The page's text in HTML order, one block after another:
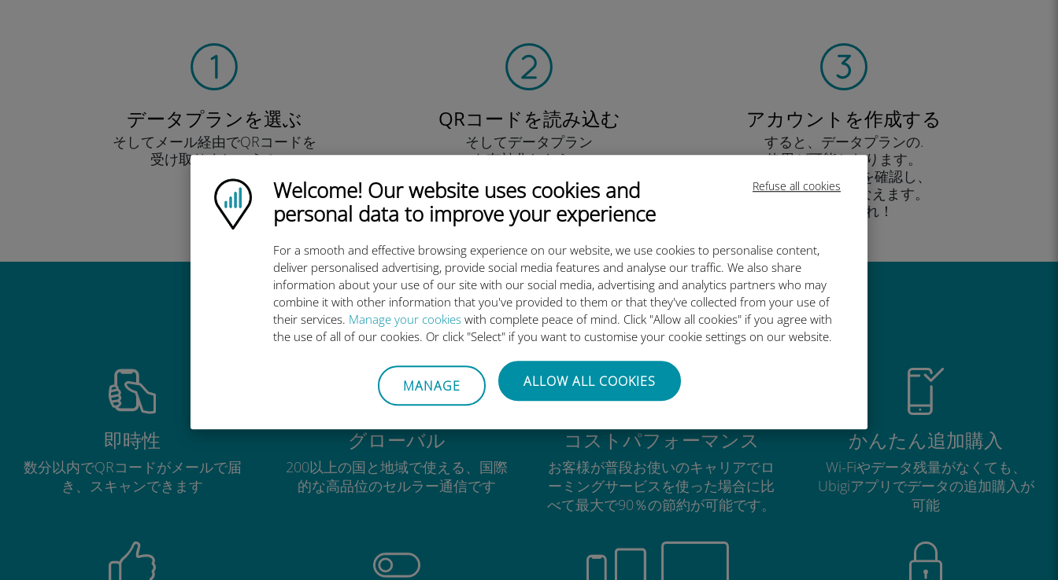
Refuse all cookies
Ubigi logo
Welcome! Our website uses cookies and
personal data to improve your experience
For a smooth and effective browsing experience on our website, we use cookies to personalise content,
deliver personalised advertising, provide social media features and analyse our traffic. We also share
information about your use of our site with our social media, advertising and analytics partners who may
combine it with other information that you've provided to them or that they've collected from your use of
their services. Manage your cookies with complete peace of mind. Click "Allow all cookies" if you agree with
the use of all of our cookies. Or click "Select" if you want to customise your cookie settings on our website.
MANAGE ALLOW ALL COOKIES
データプランを選ぶ
そしてメール経由でQRコードを
受け取りましょう！
早い！
QRコードを読み込む
そしてデータプラン
を有効化したら、
しょう シンプル！
アカウントを作成する
すると、データプランの.
使用が可能となります。
外出先 から残高を確認し、
追加購入がおこなえます。
お楽しみあれ！
Ubigi International eSIMがすごい理由
即時性
数分以内でQRコードがメールで届
き、スキャンできます
グローバル
200以上の国と地域で使える、国際
的な高品位のセルラー通信です
コストパフォーマンス
お客様が普段お使いのキャリアでロ
ーミングサービスを使った場合に比
べて最大で90％の節約が可能です。
かんたん追加購入
Wi-Fiやデータ残量がなくても、
Ubigiアプリでデータの追加購入が
可能